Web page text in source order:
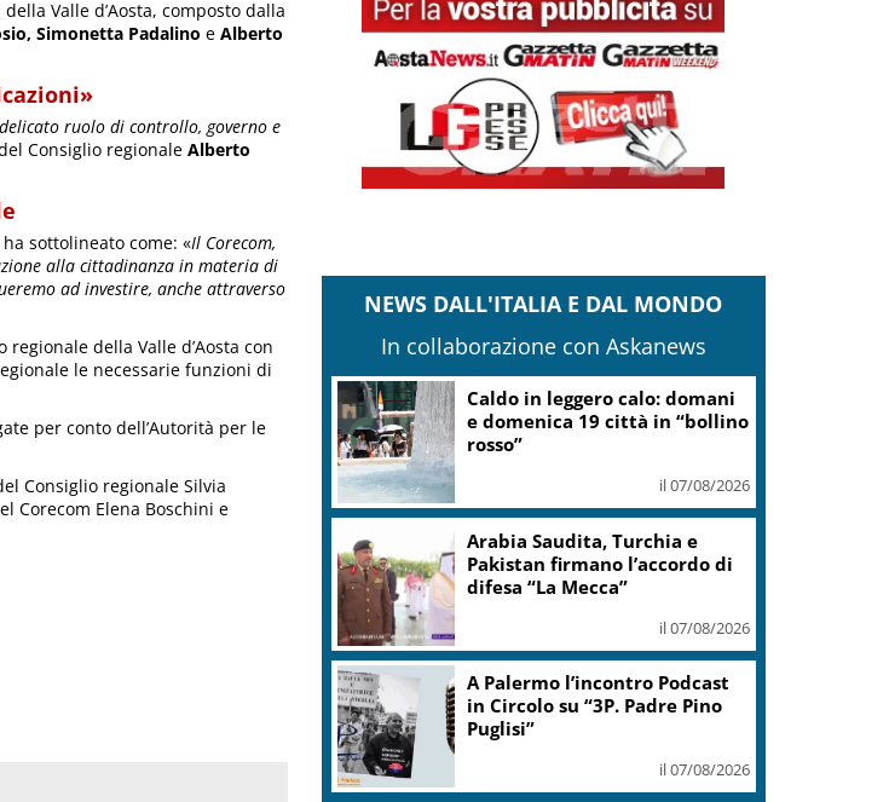
Valle d’Aosta, composto dalla
Simonetta Padalino e Alberto
ruolo di controllo, governo e
Consiglio regionale Alberto
sottolineato come: «Il Corecom,
alla cittadinanza in materia di
ad investire, anche attraverso
della Valle d’Aosta con
le necessarie funzioni di
per conto dell’Autorità per le
Consiglio regionale Silvia
Corecom Elena Boschini e
NEWS DALL'ITALIA E DAL MONDO
In collaborazione con Askanews
Onu: Kiev e Mosca cessino
attacchi contro civili
Cons. Maremma Toscana: uve
sane e qualità promettente
malgrado il caldo
Mps, Lovaglio: valutiamo ogni
opzione per preservare
integrità banca
il 07/08/2026